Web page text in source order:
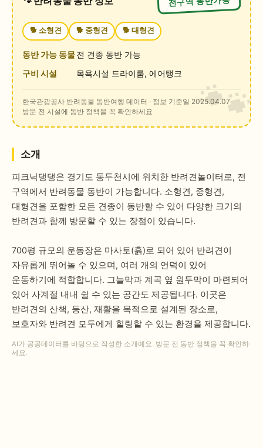
🐕 소형견 🐕 중형견 🐕 대형견
동반 가능 동물전 견종 동반 가능
구비 시설
목욕시설 드라이룸, 에어탱크
한국관광공사 반려동물 동반여행 데이터 · 정보 기준일 2025.04.07
방문 전 시설에 동반 정책을 꼭 확인하세요
소개
피크닉댕댕은 경기도 동두천시에 위치한 반려견놀이터로, 전
구역에서 반려동물 동반이 가능합니다. 소형견, 중형견,
대형견을 포함한 모든 견종이 동반할 수 있어 다양한 크기의
반려견과 함께 방문할 수 있는 장점이 있습니다.
700평 규모의 운동장은 마사토(흙)로 되어 있어 반려견이
자유롭게 뛰어놀 수 있으며, 여러 개의 언덕이 있어
운동하기에 적합합니다. 그늘막과 계곡 옆 원두막이 마련되어
있어 사계절 내내 쉴 수 있는 공간도 제공됩니다. 이곳은
반려견의 산책, 등산, 재활을 목적으로 설계된 장소로,
보호자와 반려견 모두에게 힐링할 수 있는 환경을 제공합니다.
AI가 공공데이터를 바탕으로 작성한 소개예요. 방문 전 동반 정책을 꼭 확인하
세요.